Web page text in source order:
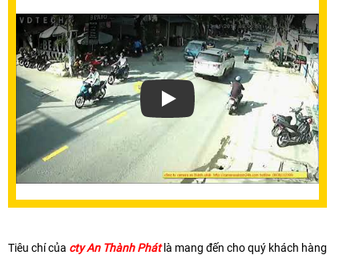
Xem video Lắp Đặt Camera An Ninh
Tiêu chí của cty An Thành Phátlà mang đến cho quý khách hàng